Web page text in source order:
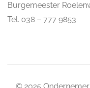
Burgemeester
Tel. 038 – 777 9853